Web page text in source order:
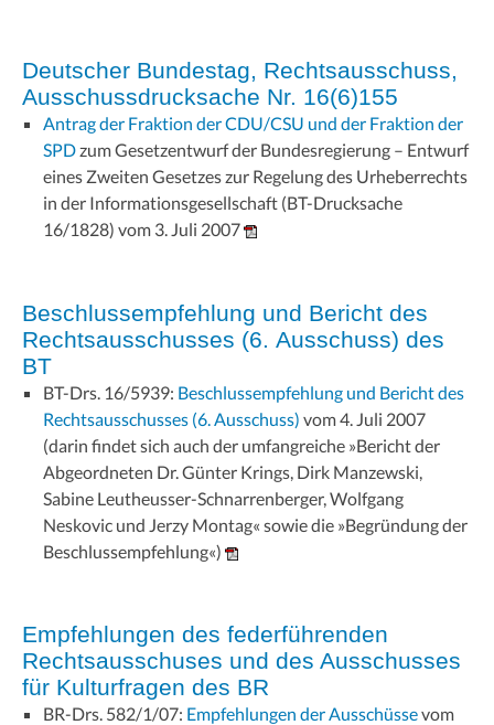
Deutscher Bundestag, Rechtsausschuss,
Ausschussdrucksache Nr. 16(6)155
Antrag der Fraktion der CDU/CSU und der Fraktion der
SPDzum Gesetzentwurf der Bundesregierung – Entwurf
eines Zweiten Gesetzes zur Regelung des Urheberrechts
in der Informationsgesellschaft (BT-Drucksache
16/1828) vom 3. Juli 2007
Beschlussempfehlung und Bericht des
Rechtsausschusses (6. Ausschuss) des
BT
BT-Drs. 16/5939: Beschlussempfehlung und Bericht des
Rechtsausschusses (6. Ausschuss) vom 4. Juli 2007
(darin findet sich auch der umfangreiche »Bericht der
Abgeordneten Dr. Günter Krings, Dirk Manzewski,
Sabine Leutheusser-Schnarrenberger, Wolfgang
Neskovic und Jerzy Montag« sowie die »Begründung der
Beschlussempfehlung«)
Empfehlungen des federführenden
Rechtsausschuses und des Ausschusses
für Kulturfragen des BR
BR-Drs. 582/1/07: Empfehlungen der Ausschüssevom